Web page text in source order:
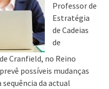
Professor de
Estratégia
de Cadeias
de
Cranfield, no Reino
possíveis mudanças
da actual